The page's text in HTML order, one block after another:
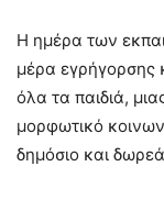
Η ημέρα των
μέρα εγρήγορσης
όλα τα παιδιά,
μορφωτικό
δημόσιο και